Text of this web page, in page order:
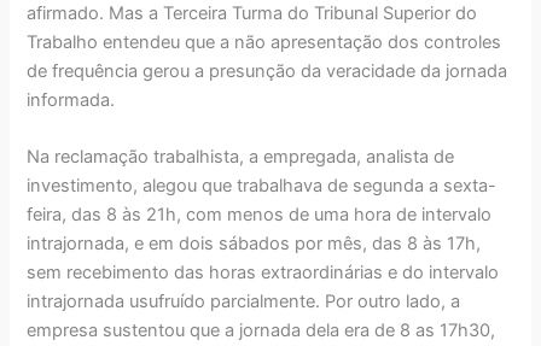
afirmado. Mas a Terceira Turma do Tribunal Superior do
Trabalho entendeu que a não apresentação dos controles
de frequência gerou a presunção da veracidade da jornada
informada.
Na reclamação trabalhista, a empregada, analista de
investimento, alegou que trabalhava de segunda a sexta-
feira, das 8 às 21h, com menos de uma hora de intervalo
intrajornada, e em dois sábados por mês, das 8 às 17h,
sem recebimento das horas extraordinárias e do intervalo
intrajornada usufruído parcialmente. Por outro lado, a
empresa sustentou que a jornada dela era de 8 as 17h30,